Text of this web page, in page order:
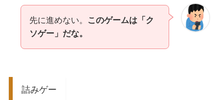
先に進めない。
このゲームは「ク
ソゲー」だな。
詰みゲー